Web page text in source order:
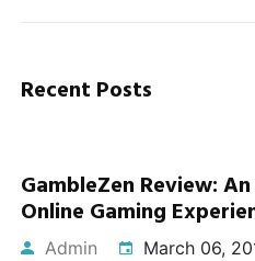
Recent Posts
GambleZen Review:
Online Gaming
Admin March 06,